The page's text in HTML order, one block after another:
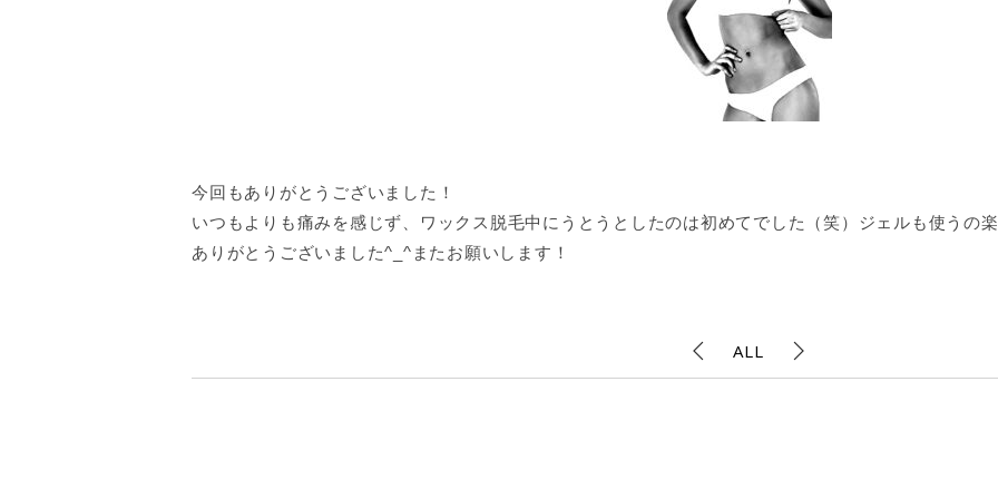
今回もありがとうございました！
いつもよりも痛みを感じず、ワックス脱毛中にうとうとしたのは初めてでした（笑）ジェルも使うの楽
ありがとうございました^_^またお願いします！
ALL